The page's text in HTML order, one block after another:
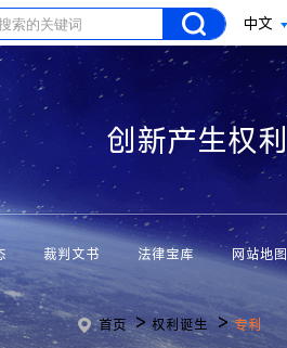
中文
创新产生权利
裁判文书 法律宝库 网站地图
首页 >权利诞生 >专利